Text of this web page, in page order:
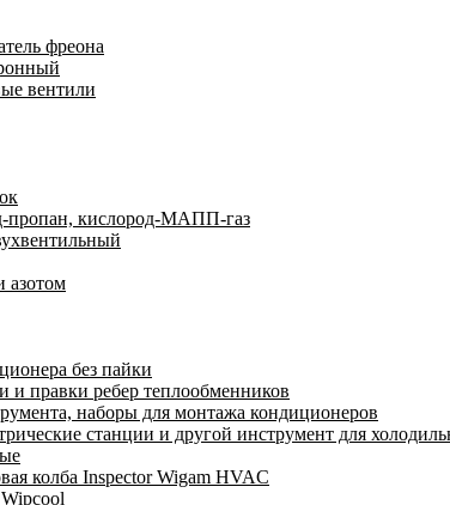
фреона
вентили
пропан, кислород-МАПП-газ
азотом
без пайки
и правки ребер теплообменников
наборы для монтажа кондиционеров
станции и другой инструмент для
колба Inspector Wigam HVAC